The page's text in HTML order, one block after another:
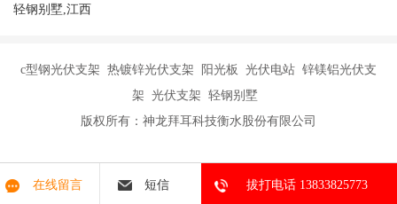
轻钢别墅,江西
c型钢光伏支架 热镀锌光伏支架 阳光板 光伏电站 锌镁铝光伏支
架 光伏支架 轻钢别墅
版权所有：神龙拜耳科技衡水股份有限公司
在线留言 短信 拔打电话 13833825773